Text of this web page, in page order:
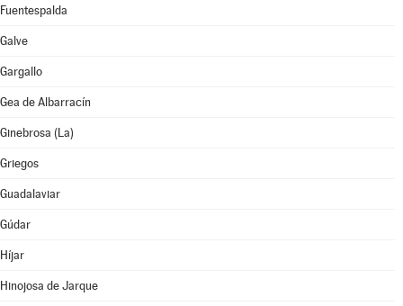
Fuentespalda
Galve
Gargallo
Gea de Albarracín
Ginebrosa (La)
Griegos
Guadalaviar
Gúdar
Híjar
Hinojosa de Jarque